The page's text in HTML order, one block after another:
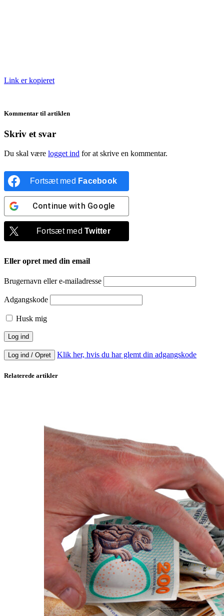
Link er kopieret
Kommentar til artiklen
Skriv et svar
Du skal være logget ind for at skrive en kommentar.
Fortsæt med Facebook
Continue with Google
Fortsæt medTwitter
Eller opret med din email
Brugernavn eller e-mailadresse
Adgangskode
Husk mig
Log ind / Opret Klik her, hvis du har glemt din adgangskode
Relaterede artikler